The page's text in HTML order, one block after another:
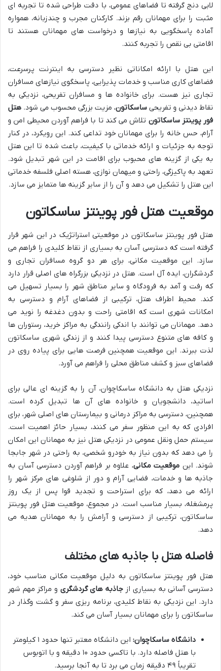
لابی دنج گرفته تا فضاهای عمومی، با دقت طراحی شده تا تجربه ای
مثبت را برای مهمانان رقم بزند. کارکنان مجرب و چندزبانه، همواره
آماده پاسخگویی به نیازها و درخواست های مهمانان هستند تا
اقامتی بی نقص را تجربه کنند.
این هتل با ارائه امکاناتی نظیر دسترسی به اینترنت پرسرعت،
فضاهای کاری مناسب و خدمات پذیرایی، پاسخگوی نیازهای مسافران
تجاری نیز هست. برای خانواده ها و مسافران تفریحی، نزدیکی به
نقاط دیدنی و تفریحی ساسکاتون، مزیت بزرگی محسوب می شود. هتل
فور پوینتز ساسکاتون تلاش می کند تا با فراهم آوردن محیطی امن و
آرام، حس خانه را برای مهمانان خود تداعی کند. این رویکرد، در کنار
توجه به جزئیات و ارائه خدماتی با کیفیت، باعث شده تا این هتل
به یکی از گزینه های محبوب برای اقامت در این شهر تبدیل شود.
تعهد به پاکیزگی، راحتی و میهمان نوازی، هسته اصلی فلسفه خدماتی
این هتل را تشکیل می دهد و آن را از سایر گزینه ها متمایز می سازد.
موقعیت هتل فور پوینتز ساسکاتون
هتل فور پوینتز ساسکاتون در موقعیتی استراتژیک در این شهر قرار
گرفته است که دسترسی آسان به بسیاری از نقاط کلیدی را فراهم می
سازد. این موقعیت مکانی، برای هر دو گروه مسافران تجاری و
گردشگران، ایده آل است. هتل در نزدیکی بزرگراه های اصلی قرار دارد
که رفت و آمد به فرودگاه و سایر مناطق شهر را بسیار تسهیل می
کند. محیط اطراف هتل، ترکیبی از فضاهای آرام و دسترسی به
امکانات شهری است که اقامتی راحت و بدون دغدغه را نوید می
دهد. مهمانان می توانند با اندکی رانندگی به مراکز خرید، رستوران ها
و کافه های متنوع دسترسی پیدا کنند و از زندگی شهری ساسکاتون
لذت ببرند. این موقعیت همچنین فرصت هایی برای پیاده روی در
فضاهای سبز و کشف مناطق محلی را فراهم می آورد.
نزدیکی هتل به دانشگاه ساسکاچوان، آن را به گزینه ای عالی برای
اساتید، دانشجویان و خانواده های آن ها تبدیل کرده است.
همچنین، دسترسی به مراکز درمانی و بیمارستان های اصلی شهر، برای
افرادی که به این منظور سفر می کنند، بسیار حائز اهمیت است.
سیستم حمل ونقل عمومی در نزدیکی هتل نیز به مهمانان این امکان
را می دهد که بدون نیاز به خودرو شخصی، به راحتی در شهر جابجا
شوند. این موقعیت مکانی، علاوه بر فراهم آوردن دسترسی آسان به
جاذبه ها و خدمات، فضایی آرام و دور از شلوغی های مرکز شهر را
ارائه می دهد، که برای استراحت و تجدید قوا پس از یک روز
پرمشغله، بسیار مناسب است. در مجموع، موقعیت هتل فور پوینتز
ساسکاتون، ترکیبی از دسترسی و آرامش را به مهمانان هدیه می
دهد.
فاصله هتل با جاذبه های مختلف
هتل فور پوینتز ساسکاتون به دلیل موقعیت مکانی مناسب خود،
دسترسی آسانی به بسیاری ازجاذبه های گردشگری و مراکز مهم شهر
دارد. این نزدیکی به نقاط کلیدی، برنامه ریزی سفر و گشت وگذار در
ساسکاتون را برای مهمانان بسیار آسان می کند.
دانشگاه ساسکاچوان:
این دانشگاه معتبر تنها حدود ۱ کیلومتر
با هتل فاصله دارد. با تاکسی حدود ۱۰ دقیقه و با اتوبوس
تقریباً ۴۹ دقیقه زمان می برد تا به آنجا برسید.